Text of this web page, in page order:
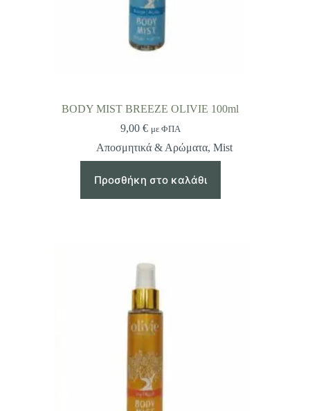
BODY MIST BREEZE OLIVIE 100ml
9,00 € με ΦΠΑ
Αποσμητικά & Αρώματα, Mist
Προσθήκη στο καλάθι